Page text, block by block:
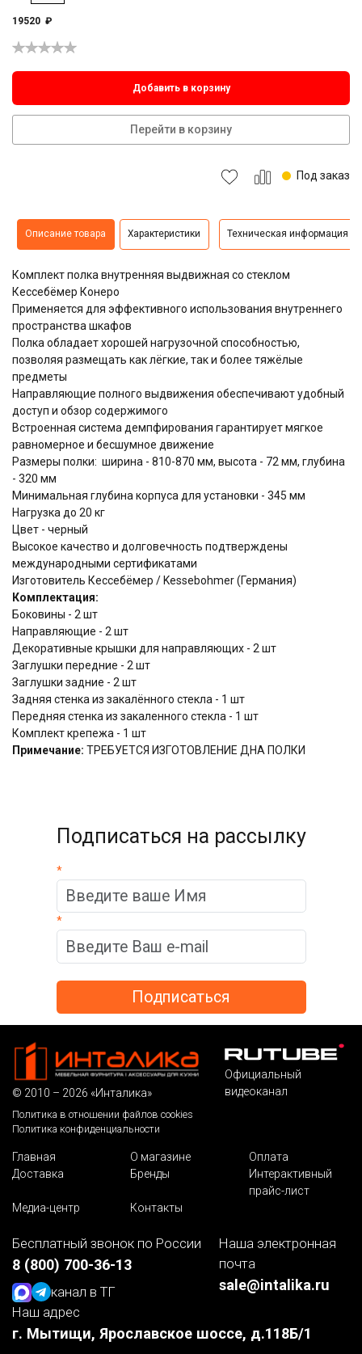
19520 ₽
Добавить в корзину
Перейти в корзину
Под заказ
Описание товара Характеристики Техническая информация
Комплект полка внутренняя выдвижная со стеклом
Кессебёмер Конеро
Применяется для эффективного использования внутреннего
пространства шкафов
Полка обладает хорошей нагрузочной способностью,
позволяя размещать как лёгкие, так и более тяжёлые
предметы
Направляющие полного выдвижения обеспечивают удобный
доступ и обзор содержимого
Встроенная система демпфирования гарантирует мягкое
равномерное и бесшумное движение
Размеры полки: ширина - 810-870 мм, высота - 72 мм, глубина
- 320 мм
Минимальная глубина корпуса для установки - 345 мм
Нагрузка до 20 кг
Цвет - черный
Высокое качество и долговечность подтверждены
международными сертификатами
Изготовитель Кессебёмер / Kessebohmer (Германия)
Комплектация:
Боковины - 2 шт
Направляющие - 2 шт
Декоративные крышки для направляющих - 2 шт
Заглушки передние - 2 шт
Заглушки задние - 2 шт
Задняя стенка из закалённого стекла - 1 шт
Передняя стенка из закаленного стекла - 1 шт
Комплект крепежа - 1 шт
Примечание: ТРЕБУЕТСЯ ИЗГОТОВЛЕНИЕ ДНА ПОЛКИ
Подписаться на рассылку
*
*
© 2010 – 2026 «Инталика»
Политика в отношении файлов cookies
Политика конфиденциальности
Официальный
видеоканал
Главная О магазине
Оплата
Доставка
Бренды
Интерактивный
прайс-лист
Медиа-центр
Контакты
Бесплатный звонок по России
8 (800) 700-36-13
канал в ТГ
Наша электронная
почта
sale@intalika.ru
Наш адрес
г. Мытищи, Ярославское шоссе, д.118Б/1